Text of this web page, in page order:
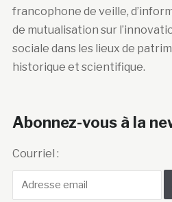
francophone de veille,
de mutualisation sur
sociale dans les lieux de
historique et scientifique.
Abonnez-vous à la
Courriel :